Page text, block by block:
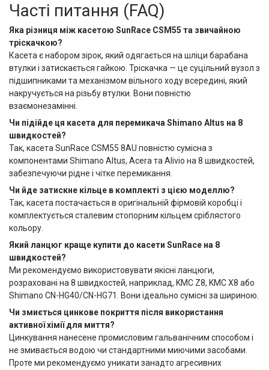
Часті питання (FAQ)
Яка різниця між касетою SunRace CSM55 та звичайною
тріскачкою?
Касета є набором зірок, який одягається на шліци барабана
втулки і затискається гайкою. Тріскачка — це суцільний вузол з
підшипниками та механізмом вільного ходу всередині, який
накручується на різьбу втулки. Вони повністю
взаємонезамінні.
Чи підійде ця касета для перемикача Shimano Altus на 8
швидкостей?
Так, касета SunRace CSM55 8AU повністю сумісна з
компонентами Shimano Altus, Acera та Alivio на 8 швидкостей,
забезпечуючи рідне і чітке перемикання.
Чи йде затискне кільце в комплекті з цією моделлю?
Так, касета постачається в оригінальній фірмовій коробці і
комплектується сталевим стопорним кільцем сріблястого
кольору.
Який ланцюг краще купити до касети SunRace на 8
швидкостей?
Ми рекомендуємо використовувати якісні ланцюги,
розраховані на 8 швидкостей, наприклад, KMC Z8, KMC X8 або
Shimano CN-HG40/CN-HG71. Вони ідеально сумісні за шириною.
Чи змиється цинкове покриття після використання
активної хімії для миття?
Цинкування нанесене промисловим гальванічним способом і
не змивається водою чи стандартними миючими засобами.
Проте ми рекомендуємо уникати занадто агресивних